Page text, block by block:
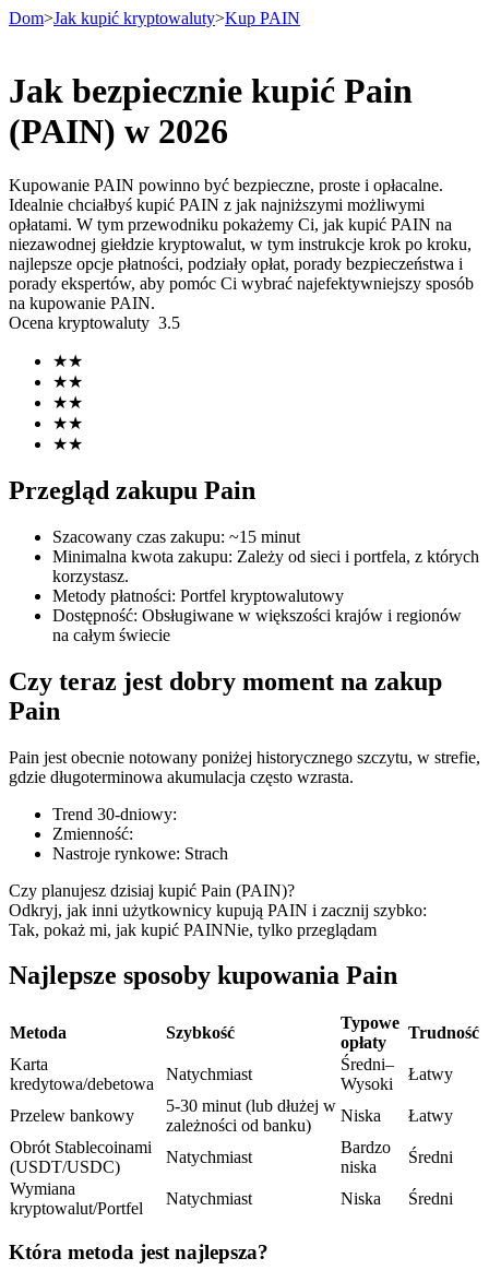
Kontrakty terminowe
Kontrakty terminowe na USDT
Kontrakty futures wykorzystujące USDT jako zabezpieczenie
Kontrakty terminowe COIN-M
Kontrakty terminowe na kryptowaluty
TradFi
towary
Kontrakty terminowe na USDC
Kontrakty futures wykorzystujące USDC jako zabezpieczenie
Kopiowanie Transakcji
Dom>Jak kupić kryptowaluty>Kup PAIN
Jak bezpiecznie kupić Pain
(PAIN) w 2026
Kupowanie PAIN powinno być bezpieczne, proste i opłacalne.
Idealnie chciałbyś kupić PAIN z jak najniższymi możliwymi
opłatami. W tym przewodniku pokażemy Ci, jak kupić PAIN na
niezawodnej giełdzie kryptowalut, w tym instrukcje krok po kroku,
najlepsze opcje płatności, podziały opłat, porady bezpieczeństwa i
porady ekspertów, aby pomóc Ci wybrać najefektywniejszy sposób
na kupowanie PAIN.
Ocena kryptowaluty 3.5
★★
★★
★★
★★
★★
Przegląd zakupu Pain
Szacowany czas zakupu: ~15 minut
Minimalna kwota zakupu: Zależy od sieci i portfela, z których
korzystasz.
Metody płatności: Portfel kryptowalutowy
Dostępność: Obsługiwane w większości krajów i regionów
na całym świecie
Czy teraz jest dobry moment na zakup
Pain
Pain jest obecnie notowany poniżej historycznego szczytu, w strefie,
gdzie długoterminowa akumulacja często wzrasta.
Trend 30-dniowy:
Zmienność:
Nastroje rynkowe: Strach
Czy planujesz dzisiaj kupić Pain (PAIN)?
Odkryj, jak inni użytkownicy kupują PAIN i zacznij szybko:
Tak, pokaż mi, jak kupić PAINNie, tylko przeglądam
Najlepsze sposoby kupowania Pain
Metoda Szybkość
Typowe
opłaty
Trudność
Karta
kredytowa/debetowa
Natychmiast
Średni–
Wysoki
Łatwy
Przelew bankowy
5-30 minut (lub dłużej w
zależności od banku)
Niska
Łatwy
Obrót Stablecoinami
(USDT/USDC)
Natychmiast
Bardzo
niska
Średni
Wymiana
kryptowalut/Portfel
Natychmiast Niska Średni
Która metoda jest najlepsza?